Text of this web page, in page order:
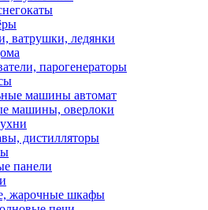
ватрушки, ледянки
парогенераторы
машины автомат
машины, оверлоки
дистилляторы
панели
жарочные шкафы